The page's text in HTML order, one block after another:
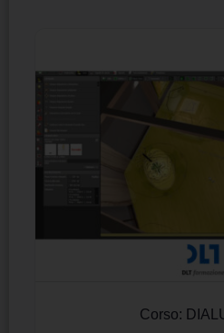
Corso: